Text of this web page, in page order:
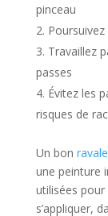
pinceau
Travaillez
passes
Évitez les
risques de
Un bon
une peinture
utilisées pour
s’appliquer,